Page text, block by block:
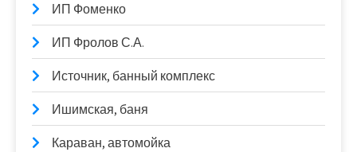
ИП Фоменко
ИП Фролов С.А.
Источник, банный комплекс
Ишимская, баня
Караван, автомойка